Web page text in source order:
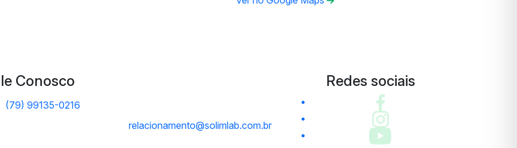
Conosco
(79) 99135-0216
relacionamento@solimlab.com.br
Redes sociais